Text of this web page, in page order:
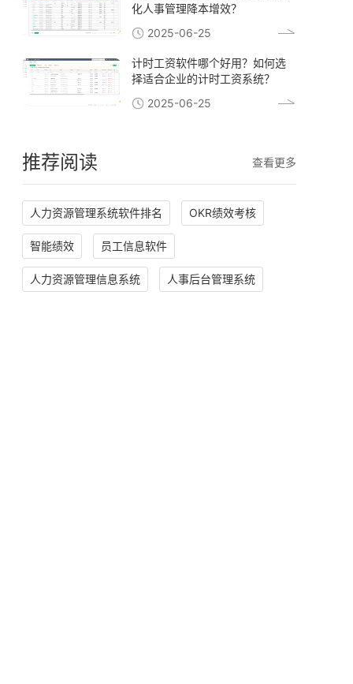
化人事管理降本增效？
2025-06-25
计时工资软件哪个好用？如何选
择适合企业的计时工资系统？
2025-06-25
推荐阅读 查看更多
人力资源管理系统软件排名 OKR绩效考核
智能绩效 员工信息软件
人力资源管理信息系统 人事后台管理系统